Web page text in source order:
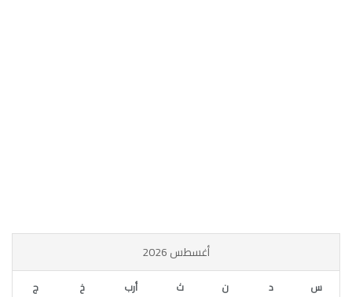
أغسطس 2026
س د ن ث أرب خ ج